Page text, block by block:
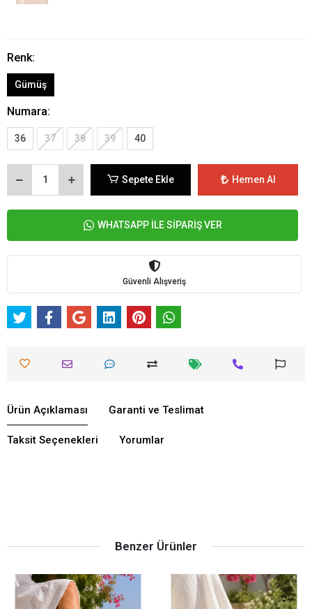
Renk:
Gümüş
Numara:
36 37 38 39 40
Sepete Ekle Hemen Al
WHATSAPP İLE SİPARİŞ VER
Güvenli Alışveriş
Ürün Açıklaması Garanti ve Teslimat
Taksit Seçenekleri Yorumlar
Benzer Ürünler